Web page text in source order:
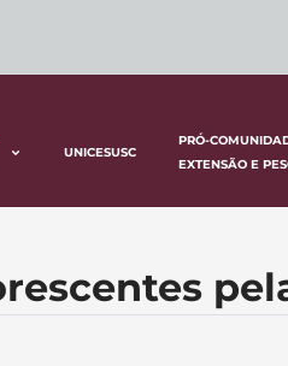
UNICESUSC
PRÓ-
EXTENSÃO E